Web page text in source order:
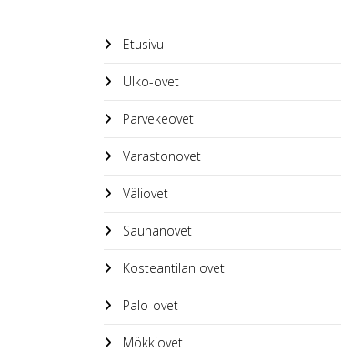
Etusivu
Ulko-ovet
Parvekeovet
Varastonovet
Väliovet
Saunanovet
Kosteantilan ovet
Palo-ovet
Mökkiovet